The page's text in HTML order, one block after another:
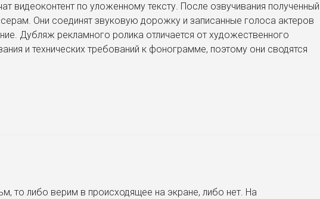
видеоконтент по уложенному тексту. После озвучивания полученный
Они соединят звуковую дорожку и записанные голоса актеров
Дубляж рекламного ролика отличается от художественного
и технических требований к фонограмме, поэтому они сводятся
то либо верим в происходящее на экране, либо нет. На